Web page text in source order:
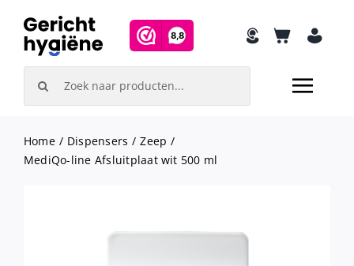
content
Home Dispensers
Zeep
MediQo-line Afsluitplaat wit 500 ml